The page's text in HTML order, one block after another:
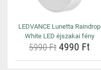
LEDVANCE Lunetta Raindrop
White LED éjszakai fény
5990 Ft 4990 Ft